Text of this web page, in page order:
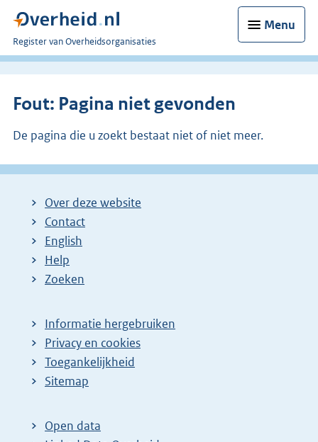
Menu
U
bent
Register van Overheidsorganisaties
Fout: Pagina niet gevonden
De pagina die u zoekt bestaat niet of niet meer.
Over deze website
Contact
English
Help
Zoeken
Informatie hergebruiken
Privacy en cookies
Toegankelijkheid
Sitemap
Open data